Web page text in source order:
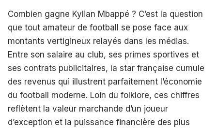
Combien gagne Kylian Mbappé ? C’est la question
que tout amateur de football se pose face aux
montants vertigineux relayés dans les médias.
Entre son salaire au club, ses primes sportives et
ses contrats publicitaires, la star française cumule
des revenus qui illustrent parfaitement l’économie
du football moderne. Loin du folklore, ces chiffres
reflètent la valeur marchande d’un joueur
d’exception et la puissance financière des plus